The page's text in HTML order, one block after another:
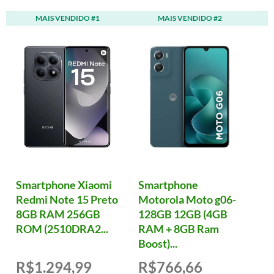
MAIS VENDIDO #1
Smartphone Xiaomi
Redmi Note 15 Preto
8GB RAM 256GB
ROM (2510DRA2...
R$1.294,99
MAIS VENDIDO #2
Smartphone
Motorola Moto g06-
128GB 12GB (4GB
RAM + 8GB Ram
Boost)...
R$766,66